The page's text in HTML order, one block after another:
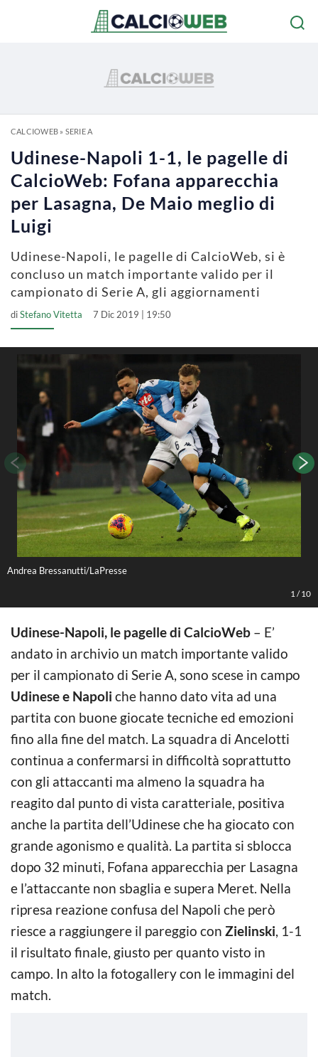
CALCIOWEB» SERIE A
Udinese-Napoli 1-1, le pagelle di
CalcioWeb: Fofana apparecchia
per Lasagna, De Maio meglio di
Luigi
Udinese-Napoli, le pagelle di CalcioWeb, si è
concluso un match importante valido per il
campionato di Serie A, gli aggiornamenti
diStefano Vitetta 7 Dic 2019 | 19:50
Andrea Bressanutti/LaPresse
1 /10
Udinese-Napoli, le pagelle di CalcioWeb – E’
andato in archivio un match importante valido
per il campionato di Serie A, sono scese in campo
Udinese e Napoli che hanno dato vita ad una
partita con buone giocate tecniche ed emozioni
fino alla fine del match. La squadra di Ancelotti
continua a confermarsi in difficoltà soprattutto
con gli attaccanti ma almeno la squadra ha
reagito dal punto di vista caratteriale, positiva
anche la partita dell’Udinese che ha giocato con
grande agonismo e qualità. La partita si sblocca
dopo 32 minuti, Fofana apparecchia per Lasagna
e l’attaccante non sbaglia e supera Meret. Nella
ripresa reazione confusa del Napoli che però
riesce a raggiungere il pareggio con Zielinski, 1-1
il risultato finale, giusto per quanto visto in
campo. In alto la fotogallery con le immagini del
match.